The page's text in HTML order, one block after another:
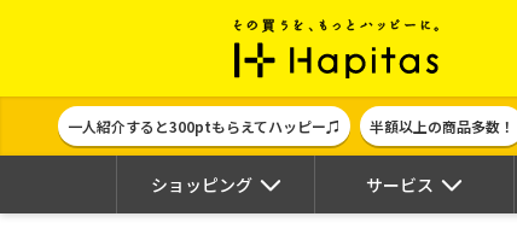
ポイント
一人紹介すると300ptもらえてハッピー♫ 半額以上の商品多数！
ショッピング サービス